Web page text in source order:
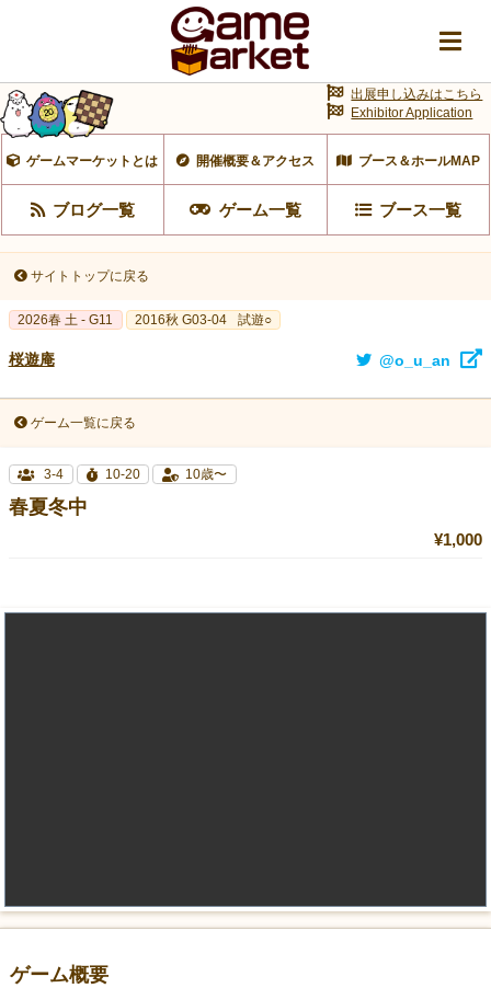
ゲームマーケットとは 開催概要＆アクセス ブース＆ホールMAP
ブログ一覧 ゲーム一覧 ブース一覧
出展申し込みはこちら
Exhibitor Application
サイトトップに戻る
2026春 土 - G11 2016秋 G03-04 試遊○
桜遊庵 @o_u_an
ゲーム一覧に戻る
3-4 10-20 10歳〜
春夏冬中
¥1,000
ゲーム概要